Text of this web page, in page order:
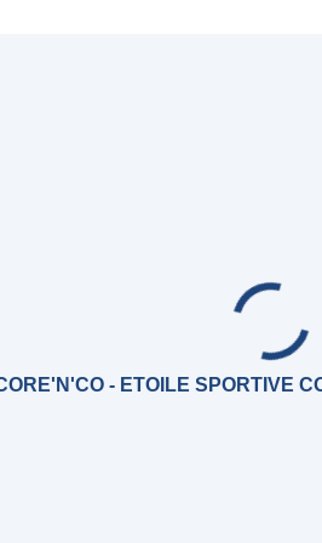
- ETOILE SPORTIVE